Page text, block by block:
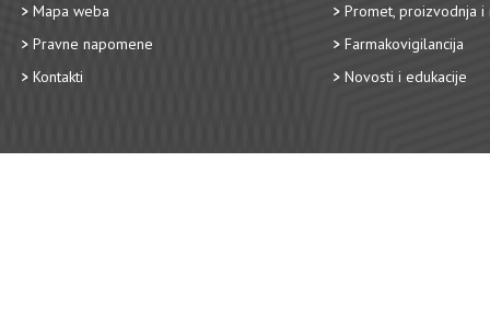
Mapa weba
Pravne napomene
Kontakti
Promet, proizvodnja i
Farmakovigilancija
Novosti i edukacije